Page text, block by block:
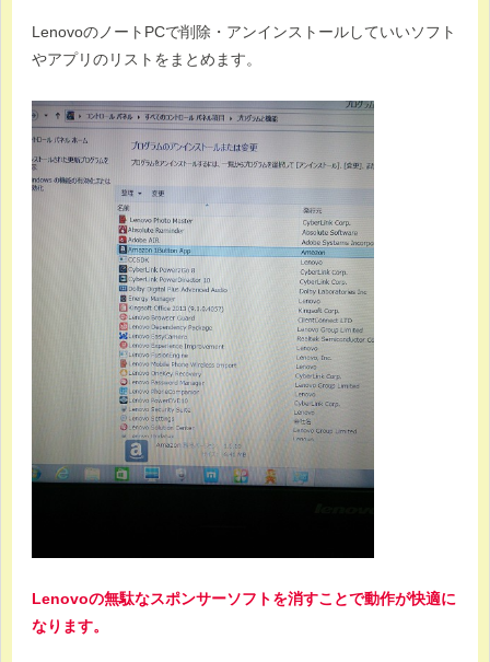
LenovoのノートPCで削除・アンインストールしていいソフト
やアプリのリストをまとめます。
Lenovoの無駄なスポンサーソフトを消すことで動作が快適に
なります。